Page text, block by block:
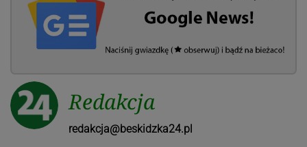
Redakcja
redakcja@beskidzka24.pl